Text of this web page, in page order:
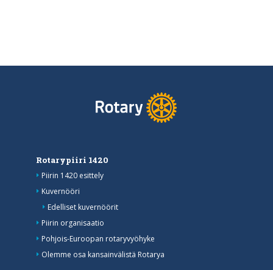
Rotarypiiri 1420
Piirin 1420 esittely
Kuvernööri
Edelliset kuvernöörit
Piirin organisaatio
Pohjois-Euroopan rotaryvyöhyke
Olemme osa kansainvälistä Rotarya